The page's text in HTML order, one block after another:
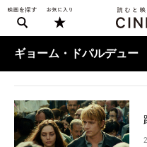
ギョーム・ドパルデュー